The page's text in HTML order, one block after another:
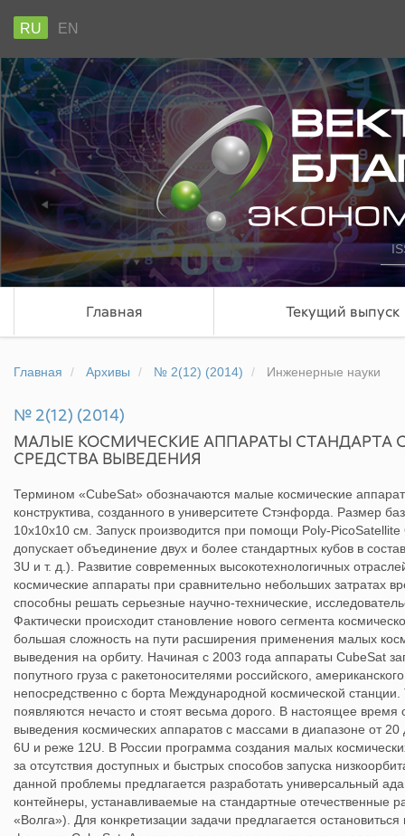
RU EN
Главная Текущий выпуск
Главная Архивы № 2(12) (2014) Инженерные науки
№ 2(12) (2014)
МАЛЫЕ КОСМИЧЕСКИЕ АППАРАТЫ СТАНДАРТА
СРЕДСТВА ВЫВЕДЕНИЯ
Термином «CubeSat» обозначаются малые космические
конструктива, созданного в университете Стэнфорда. Размер
10x10x10 см. Запуск производится при помощи Poly-
допускает объединение двух и более стандартных кубов в
3U и т. д.). Развитие современных высокотехнологичных
космические аппараты при сравнительно небольших затратах
способны решать серьезные научно-технические,
Фактически происходит становление нового сегмента
большая сложность на пути расширения применения малых
выведения на орбиту. Начиная с 2003 года аппараты CubeSat
попутного груза с ракетоносителями российского,
непосредственно с борта Международной космической
появляются нечасто и стоят весьма дорого. В настоящее время
выведения космических аппаратов с массами в диапазоне от
6U и реже 12U. В России программа создания малых
за отсутствия доступных и быстрых способов запуска
данной проблемы предлагается разработать универсальный
контейнеры, устанавливаемые на стандартные отечественные
«Волга»). Для конкретизации задачи предлагается